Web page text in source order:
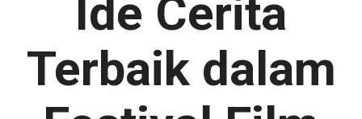
Ide Cerita
Terbaik dalam